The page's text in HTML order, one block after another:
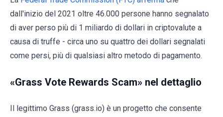
dall'inizio del 2021 oltre 46.000 persone hanno segnalato
di aver perso più di 1 miliardo di dollari in criptovalute a
causa di truffe - circa uno su quattro dei dollari segnalati
come persi, più di qualsiasi altro metodo di pagamento.
«Grass Vote Rewards Scam» nel dettaglio
Il legittimo Grass (grass.io) è un progetto che consente